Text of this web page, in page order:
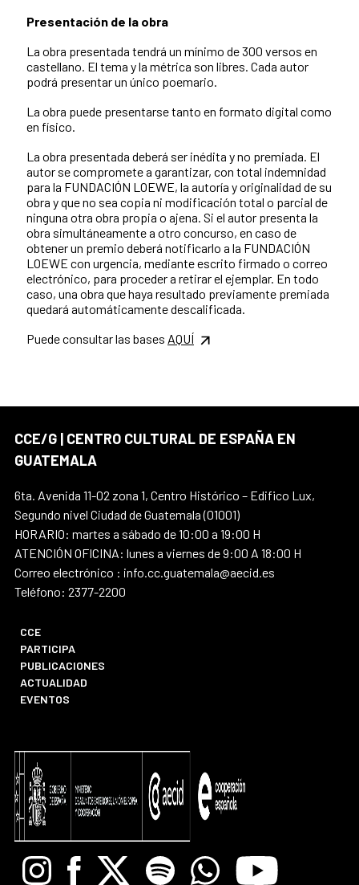
Presentación de la obra
La obra presentada tendrá un mínimo de 300 versos en
castellano. El tema y la métrica son libres. Cada autor
podrá presentar un único poemario.
La obra puede presentarse tanto en formato digital como
en físico.
La obra presentada deberá ser inédita y no premiada. El
autor se compromete a garantizar, con total indemnidad
para la FUNDACIÓN LOEWE, la autoría y originalidad de su
obra y que no sea copia ni modificación total o parcial de
ninguna otra obra propia o ajena. Si el autor presenta la
obra simultáneamente a otro concurso, en caso de
obtener un premio deberá notificarlo a la FUNDACIÓN
LOEWE con urgencia, mediante escrito firmado o correo
electrónico, para proceder a retirar el ejemplar. En todo
caso, una obra que haya resultado previamente premiada
quedará automáticamente descalificada.
Puede consultar las bases AQUÍ
CCE/G | CENTRO CULTURAL DE ESPAÑA EN
GUATEMALA
6ta. Avenida 11-02 zona 1, Centro Histórico – Edifico Lux,
Segundo nivel Ciudad de Guatemala (01001)
HORARIO: martes a sábado de 10:00 a 19:00 H
ATENCIÓN OFICINA: lunes a viernes de 9:00 A 18:00 H
Correo electrónico : info.cc.guatemala@aecid.es
Teléfono: 2377-2200
CCE
PARTICIPA
PUBLICACIONES
ACTUALIDAD
EVENTOS
InstagramFacebook
X Spotify WhatsappYoutube